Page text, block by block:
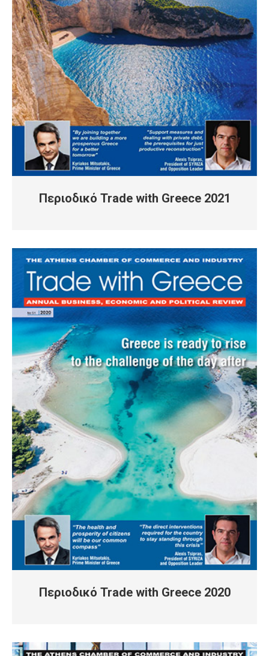
Περιοδικό Trade with Greece 2021
Περιοδικό Trade with Greece 2020